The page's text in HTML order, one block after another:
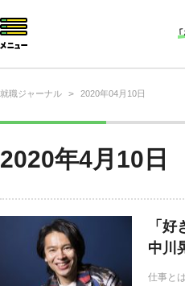
就職ジャーナル > 2020年04月10日
2020年4月10日
「
中川
仕事と
仕事の選び方・ヒント
就活コラム